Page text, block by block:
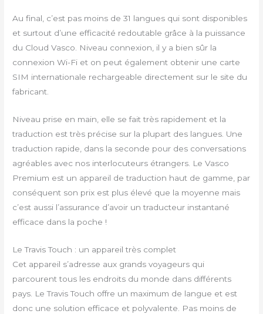
Au final, c’est pas moins de 31 langues qui sont disponibles
et surtout d’une efficacité redoutable grâce à la puissance
du Cloud Vasco. Niveau connexion, il y a bien sûr la
connexion Wi-Fi et on peut également obtenir une carte
SIM internationale rechargeable directement sur le site du
fabricant.
Niveau prise en main, elle se fait très rapidement et la
traduction est très précise sur la plupart des langues. Une
traduction rapide, dans la seconde pour des conversations
agréables avec nos interlocuteurs étrangers. Le Vasco
Premium est un appareil de traduction haut de gamme, par
conséquent son prix est plus élevé que la moyenne mais
c’est aussi l’assurance d’avoir un traducteur instantané
efficace dans la poche !
Le Travis Touch : un appareil très complet
Cet appareil s’adresse aux grands voyageurs qui
parcourent tous les endroits du monde dans différents
pays. Le Travis Touch offre un maximum de langue et est
donc une solution efficace et polyvalente. Pas moins de